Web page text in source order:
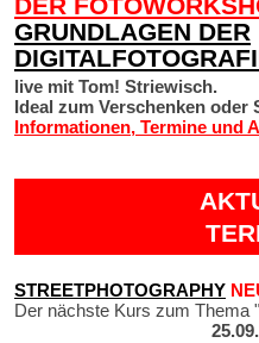
DER
GRUNDLAGEN DER
live mit Tom! Striewisch.
Ideal zum Verschenken oder
Informationen, Termine und
STREETPHOTOGRAPHY
Der nächste Kurs zum Thema "